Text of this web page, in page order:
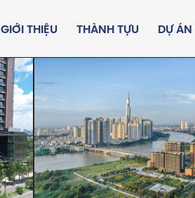
GIỚI THIỆU THÀNH TỰU DỰ ÁN